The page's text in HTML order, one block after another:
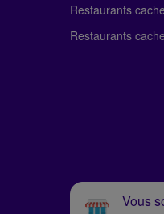
Restaurants
Restaurants
Vous